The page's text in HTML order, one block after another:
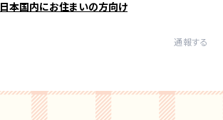
日本国内にお住まいの方向け
通報する